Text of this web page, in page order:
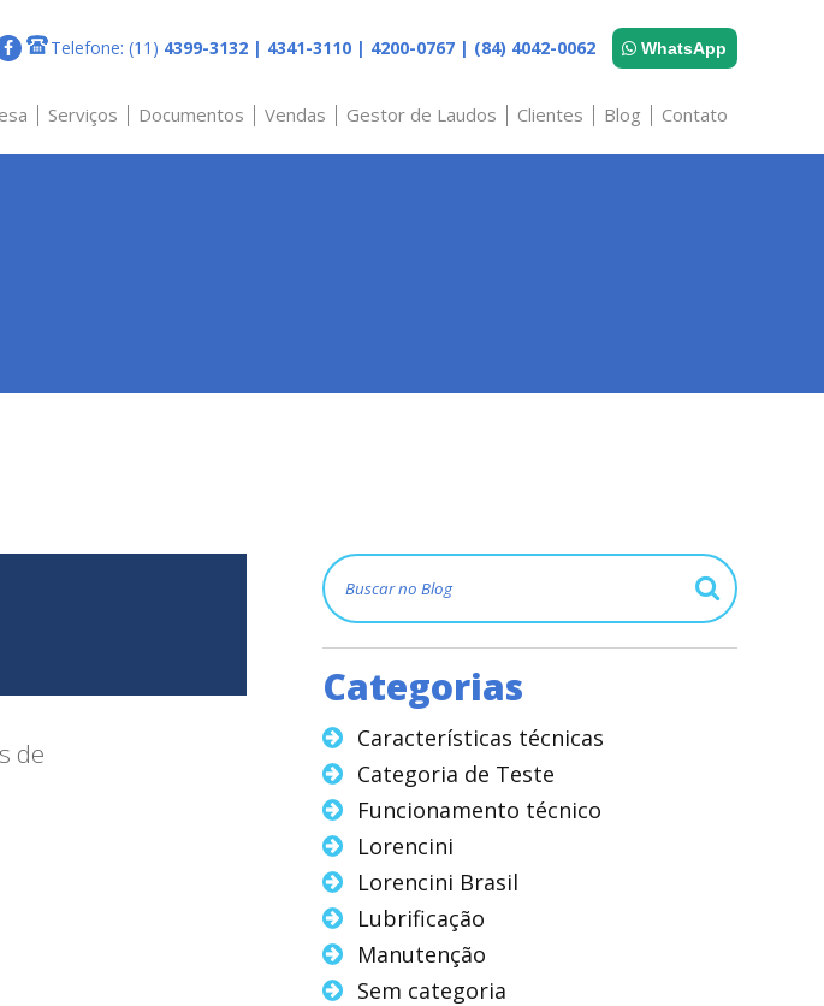
Telefone: (11) 4399-3132 | 4341-3110 | 4200-0767 | (84) 4042-0062 WhatsApp
Serviços
Laboratório Serviços de Campo
Documentos
Certificados e Fichas Licenças Informativos Modelo de
Vendas
Kit de Coleta Outros
Gestor de Laudos Clientes Blog Contato
Categorias
Características técnicas
Categoria de Teste
Funcionamento técnico
Lorencini
Lorencini Brasil
Lubrificação
Manutenção
Sem categoria